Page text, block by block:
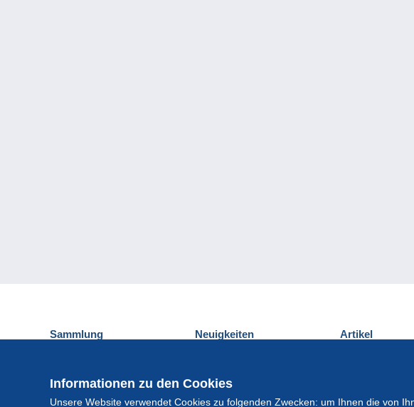
Informationen zu den Cookies
Unsere Website verwendet Cookies zu folgenden Zwecken: um Ihnen die von
Sammlung
Münzen und Banknoten
Neuigkeiten Artikel